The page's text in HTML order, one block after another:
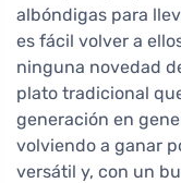
albóndigas para
es fácil volver a
ninguna novedad
plato tradicional
generación en
volviendo a ganar
versátil y, con un